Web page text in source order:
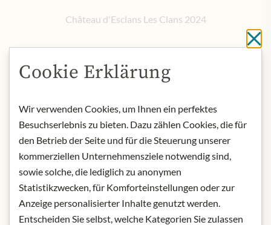
Château d'Esclans Les Clans 2024
Kulinarisch erwartet Sie ein exklusives Menü: feine
Crab Cakes
Mandarinensalat sowie zum süßen Abschluss eine luftige
und frischer Minze.
Die Veranstaltung ist bereits ausverkauft
Cookie Erklärung
Wir verwenden Cookies, um Ihnen ein perfektes
Besuchserlebnis zu bieten. Dazu zählen Cookies, die für
den Betrieb der Seite und für die Steuerung unserer
kommerziellen Unternehmensziele notwendig sind,
sowie solche, die lediglich zu anonymen
Statistikzwecken, für Komforteinstellungen oder zur
Anzeige personalisierter Inhalte genutzt werden.
Entscheiden Sie selbst, welche Kategorien Sie zulassen